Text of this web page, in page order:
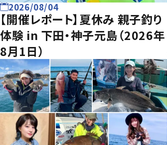
2026/08/04
【開催レポート】夏休み 親子釣り
体験 in 下田・神子元島（2026年
8月1日）